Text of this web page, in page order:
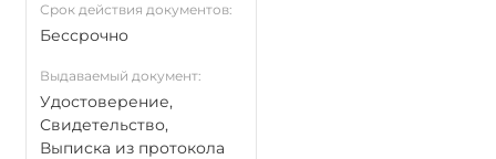
Срок действия документов:
Бессрочно
Выдаваемый документ:
Удостоверение,
Свидетельство,
Выписка из протокола